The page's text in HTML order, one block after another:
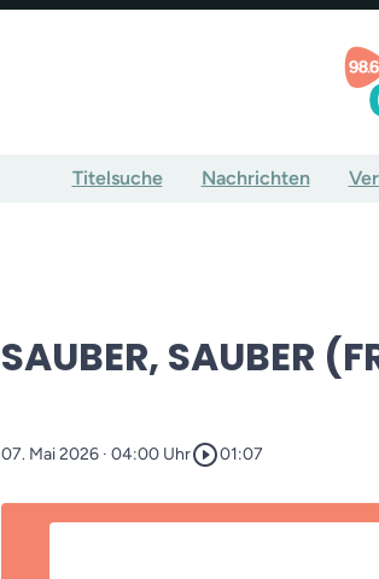
Titelsuche Nachrichten
SAUBER, SAUBER
07. Mai 2026 · 04:00 Uhrplay_circle_outline01:07